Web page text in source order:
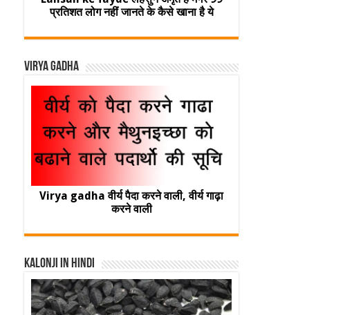
प्रतिशत लोग नहीं जानते के कैसे खाना है ये
Virya Gadha
Virya gadha वीर्य पैदा करने वाली, वीर्य गाढ़ा
करने वाली
Kalonji In Hindi